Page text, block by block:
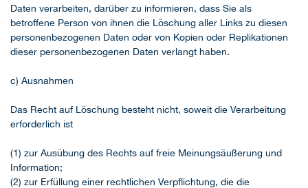
Daten verarbeiten, darüber zu informieren, dass Sie als
betroffene Person von ihnen die Löschung aller Links zu diesen
personenbezogenen Daten oder von Kopien oder Replikationen
dieser personenbezogenen Daten verlangt haben.
c) Ausnahmen
Das Recht auf Löschung besteht nicht, soweit die Verarbeitung
erforderlich ist
(1) zur Ausübung des Rechts auf freie Meinungsäußerung und
Information;
(2) zur Erfüllung einer rechtlichen Verpflichtung, die die